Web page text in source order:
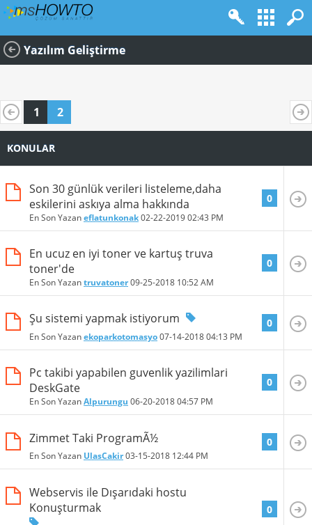
Yazılım Geliştirme
1 2
KONULAR
Son 30 günlük verileri listeleme,daha
eskilerini askıya alma hakkında
En Son Yazaneflatunkonak02-22-201902:43 PM
0
En ucuz en iyi toner ve kartuş truva
toner'de
En Son Yazantruvatoner09-25-2018 10:52 AM
0
Şu sistemi yapmak istiyorum
En Son Yazanekoparkotomasyo07-14-201804:13 PM
0
Pc takibi yapabilen guvenlik yazilimlari
DeskGate
En Son YazanAlpurungu 06-20-201804:57 PM
0
Zimmet Taki ProgramÃ½
En Son Yazan UlasCakir03-15-2018 12:44 PM
0
Webservis ile Dışarıdaki hostu
Konuşturmak
0